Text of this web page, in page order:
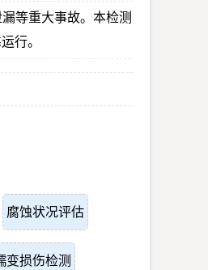
等重大事故。本检测
行。
腐蚀状况评估
变损伤检测